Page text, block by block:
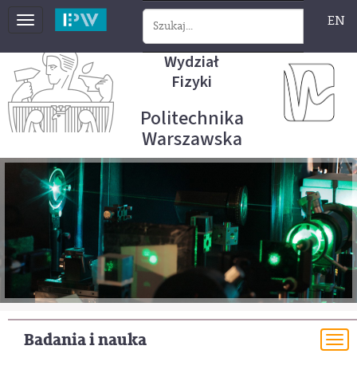
Toggle
EN
Wydział
Fizyki
Politechnika
Warszawska
Badania i nauka